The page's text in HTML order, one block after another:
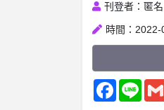
刊登者：匿名
時間：
Facebook
Line